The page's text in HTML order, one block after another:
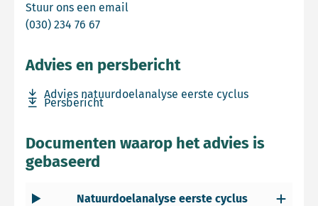
Stuur ons een email
(030) 234 76 67Bel Ecologische Autoriteit
Advies en persbericht
Advies natuurdoelanalyse eerste cyclus
Download bestand Advies natuurdoelanalyse eerste
Persbericht
Download bestand Persbericht
Documenten waarop het advies is
gebaseerd
Natuurdoelanalyse eerste cyclus